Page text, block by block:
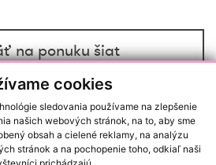
cookies
sledovania používame na zlepšenie
našich webových stránok, na to, aby sme
obsah a cielené reklamy, na analýzu
stránok a na pochopenie toho, odkiaľ naši
na ponuku šiat
BRATISLAVA (NOVÉ MESTO)